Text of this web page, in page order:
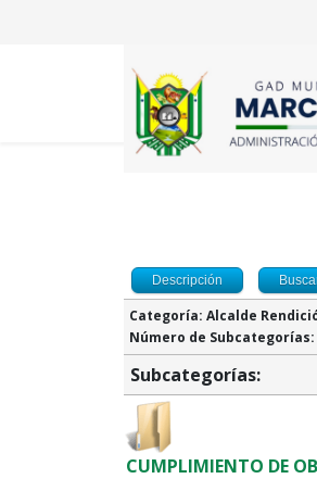
Descripción
Categoría: Alcalde
Número de Subcategorías:
Subcategorías:
CUMPLIMIENTO DE